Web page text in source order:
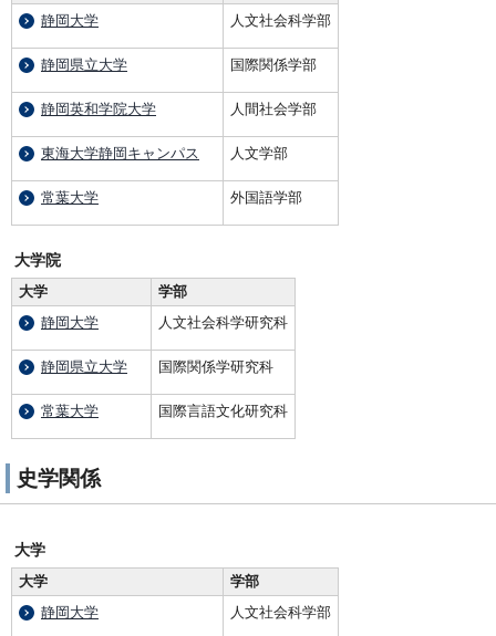
静岡大学
人文社会科学部
静岡県立大学 国際関係学部
静岡英和学院大学 人間社会学部
東海大学静岡キャンパス 人文学部
常葉大学 外国語学部
大学院
大学
学部
静岡大学
人文社会科学研究科
静岡県立大学 国際関係学研究科
常葉大学 国際言語文化研究科
史学関係
大学
大学
学部
静岡大学
人文社会科学部